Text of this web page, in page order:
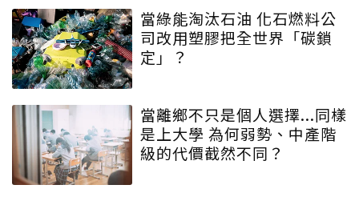
當綠能淘汰石油 化石燃料公
司改用塑膠把全世界「碳鎖
定」？
當離鄉不只是個人選擇...同樣
是上大學 為何弱勢、中產階
級的代價截然不同？